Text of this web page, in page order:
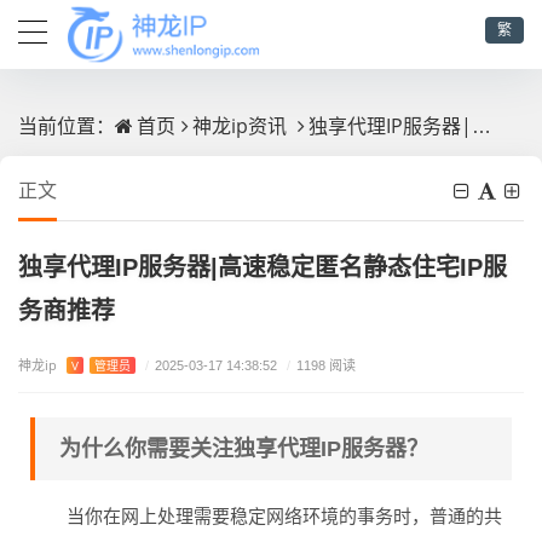
繁
当前位置： 首页 神龙ip资讯 独享代理IP服务器|高速稳定匿名静态住宅IP服务商推荐
正文
独享代理IP服务器|高速稳定匿名静态住宅IP服
务商推荐
神龙ip V 管理员 / 2025-03-17 14:38:52 / 1198 阅读
为什么你需要关注独享代理IP服务器？
当你在网上处理需要稳定网络环境的事务时，普通的共